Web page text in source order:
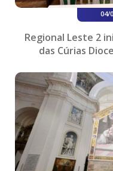
04/
Regional Leste 2
das Cúrias